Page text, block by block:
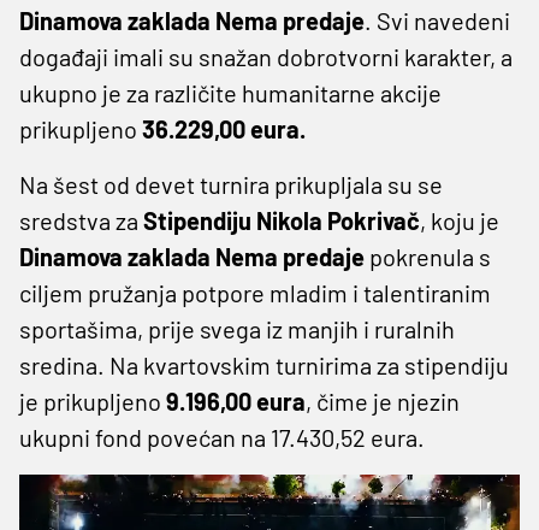
Dinamova zaklada Nema predaje. Svi navedeni
događaji imali su snažan dobrotvorni karakter, a
ukupno je za različite humanitarne akcije
prikupljeno 36.229,00 eura.
Na šest od devet turnira prikupljala su se
sredstva za Stipendiju Nikola Pokrivač, koju je
Dinamova zaklada Nema predaje pokrenula s
ciljem pružanja potpore mladim i talentiranim
sportašima, prije svega iz manjih i ruralnih
sredina. Na kvartovskim turnirima za stipendiju
je prikupljeno 9.196,00 eura, čime je njezin
ukupni fond povećan na 17.430,52 eura.